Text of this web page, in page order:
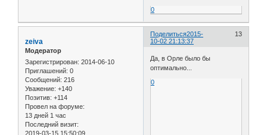
0
Поделиться 13
2015-
10-02 21:13:37
zeiva
Модератор
Зарегистрирован: 2014-06-10
Приглашений: 0
Сообщений: 216
Уважение: +140
Позитив: +114
Провел на форуме:
13 дней 1 час
Последний визит:
2019-03-15 15:50:09
Да, в Орле было бы
оптимально...
0